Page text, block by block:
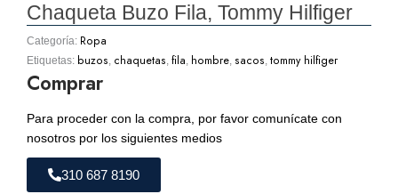
Chaqueta Buzo Fila, Tommy Hilfiger
Categoría: Ropa
Etiquetas: buzos, chaquetas, fila, hombre, sacos, tommy hilfiger
Comprar
Para proceder con la compra, por favor comunícate con
nosotros por los siguientes medios
310 687 8190